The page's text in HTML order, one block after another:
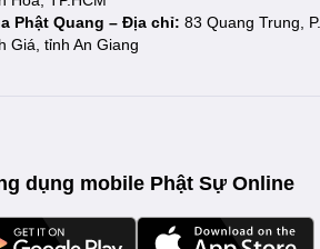
Phật Quang – Địa chỉ: 83 Quang Trung, P.
Giá, tỉnh An Giang
dụng mobile Phật Sự Online